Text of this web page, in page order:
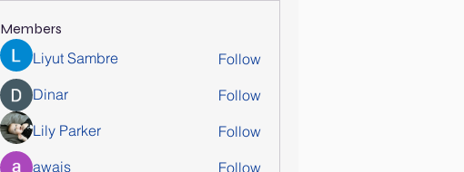
Members
Liyut Sambre
Follow
Dinar
Follow
Lily Parker
Follow
awais
Follow